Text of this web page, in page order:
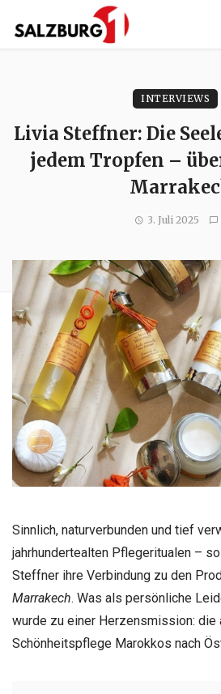
INTERVIEWS
Livia Steffner: Die
jedem Tropfen –
3. Juli 2025
Sinnlich, naturverbunden und tief
jahrhundertealten Pflegeritualen –
Steffner ihre Verbindung zu den
Marrakech. Was als persönliche
wurde zu einer Herzensmission: die
Schönheitspflege Marokkos nach